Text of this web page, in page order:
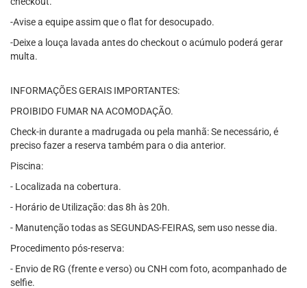
-Avise a equipe assim que o flat for desocupado.
-Deixe a louça lavada antes do checkout o acúmulo poderá gerar
multa.
INFORMAÇÕES GERAIS IMPORTANTES:
PROIBIDO FUMAR NA ACOMODAÇÃO.
Check-in durante a madrugada ou pela manhã: Se necessário, é
preciso fazer a reserva também para o dia anterior.
Piscina:
- Localizada na cobertura.
- Horário de Utilização: das 8h às 20h.
- Manutenção todas as SEGUNDAS-FEIRAS, sem uso nesse dia.
Procedimento pós-reserva:
- Envio de RG (frente e verso) ou CNH com foto, acompanhado de
selfie.